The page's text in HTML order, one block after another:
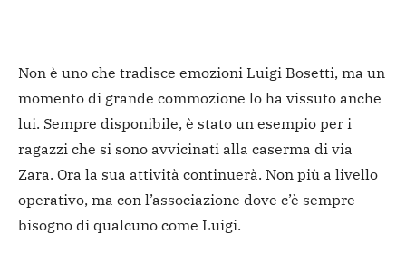
Non è uno che tradisce emozioni Luigi Bosetti, ma un
momento di grande commozione lo ha vissuto anche
lui. Sempre disponibile, è stato un esempio per i
ragazzi che si sono avvicinati alla caserma di via
Zara. Ora la sua attività continuerà. Non più a livello
operativo, ma con l’associazione dove c’è sempre
bisogno di qualcuno come Luigi.